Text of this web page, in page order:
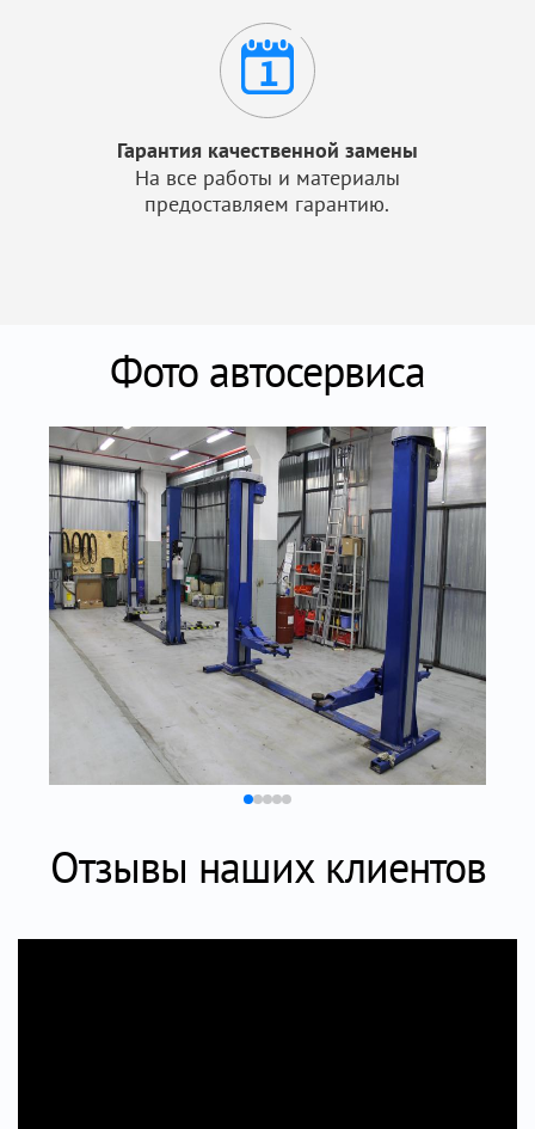
Гарантия качественной замены
На все работы и материалы
предоставляем гарантию.
Фото автосервиса
Отзывы наших клиентов